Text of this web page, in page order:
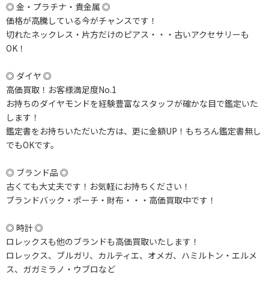
◎ 金・プラチナ・貴金属 ◎
価格が高騰している今がチャンスです！
切れたネックレス・片方だけのピアス・・・古いアクセサリーも
OK！
◎ ダイヤ ◎
高価買取！お客様満足度No.1
お持ちのダイヤモンドを経験豊富なスタッフが確かな目で鑑定いた
します！
鑑定書をお持ちいただいた方は、更に金額UP！もちろん鑑定書無し
でもOKです。
◎ ブランド品 ◎
古くても大丈夫です！お気軽にお持ちください！
ブランドバック・ポーチ・財布・・・高価買取中です！
◎ 時計 ◎
ロレックスも他のブランドも高価買取いたします！
ロレックス、ブルガリ、カルティエ、オメガ、ハミルトン・エルメ
ス、ガガミラノ・ウブロなど